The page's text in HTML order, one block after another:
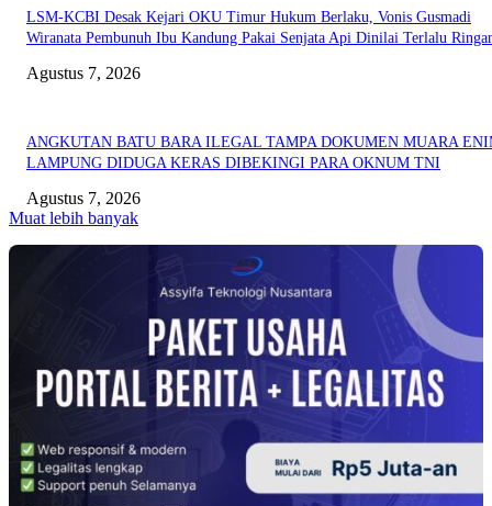
LSM-KCBI Desak Kejari OKU Timur Hukum Berlaku, Vonis Gusmadi
Wiranata Pembunuh Ibu Kandung Pakai Senjata Api Dinilai Terlalu
Agustus 7, 2026
ANGKUTAN BATU BARA ILEGAL TAMPA DOKUMEN MUARA
LAMPUNG DIDUGA KERAS DIBEKINGI PARA OKNUM TNI
Agustus 7, 2026
Muat lebih banyak